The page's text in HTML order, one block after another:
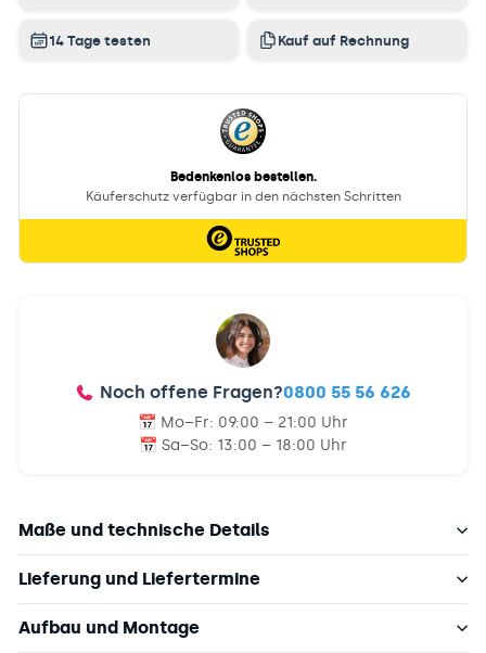
14 Tage testen Kauf auf Rechnung
Noch offene Fragen?0800 55 56 626
📅 Mo–Fr: 09:00 – 21:00 Uhr
📅 Sa–So: 13:00 – 18:00 Uhr
Maße und technische Details
Lieferung und Liefertermine
Aufbau und Montage